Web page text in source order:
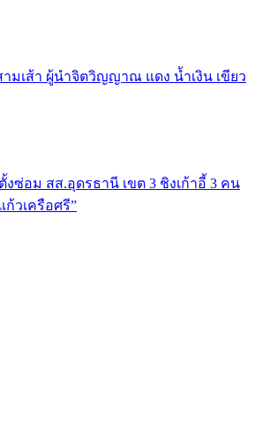
มเส้า ผู้นำจิตวิญญาณ แดง น้ำเงิน เขียว
ซ่อม สส.อุดรธานี เขต 3 ชิงเก้าอี้ 3 คน
ก้วเครือศรี”